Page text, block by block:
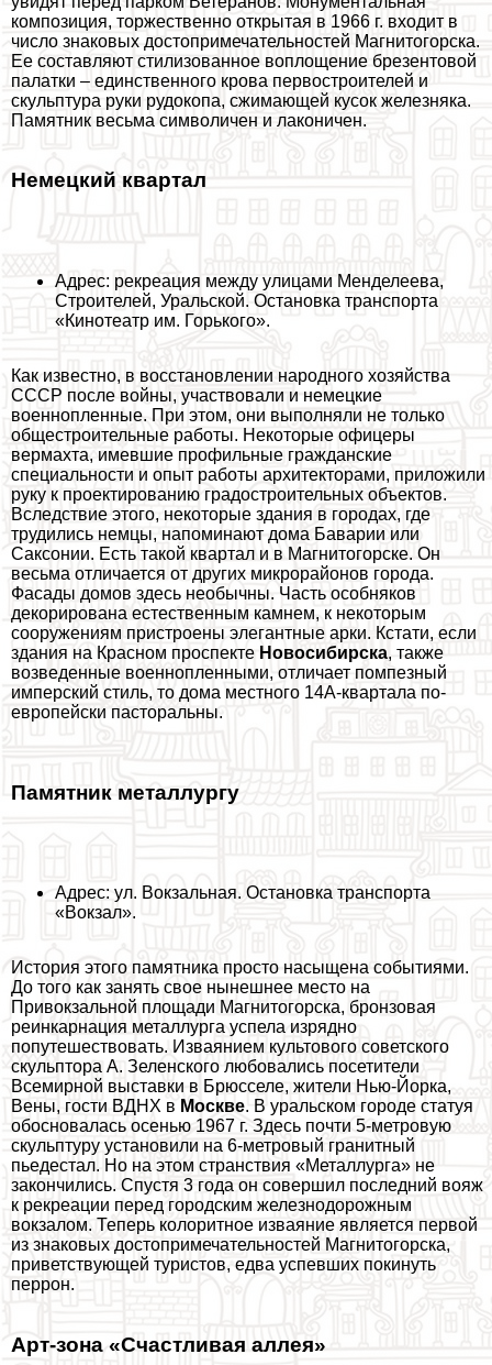
композиция, торжественно открытая в 1966 г. входит в
число знаковых достопримечательностей Магнитогорска.
Ее составляют стилизованное воплощение брезентовой
палатки – единственного крова первостроителей и
скульптура руки рудокопа, сжимающей кусок железняка.
Памятник весьма символичен и лаконичен.
Немецкий квартал
Адрес: рекреация между улицами Менделеева,
Строителей, Уральской. Остановка трaнcпорта
«Кинотеатр им. Горького».
Как известно, в восстановлении народного хозяйства
СССР после войны, участвовали и немецкие
военнопленные. При этом, они выполняли не только
общестроительные работы. Некоторые офицеры
вермахта, имевшие профильные гражданские
специальности и опыт работы архитекторами, приложили
руку к проектированию градостроительных объектов.
Вследствие этого, некоторые здания в городах, где
трудились немцы, напоминают дома Баварии или
Саксонии. Есть такой квартал и в Магнитогорске. Он
весьма отличается от других микрорайонов города.
Фасады домов здесь необычны. Часть особняков
декорирована естественным камнем, к некоторым
сооружениям пристроены элегантные арки. Кстати, если
здания на Красном проспекте Новосибирска, также
возведенные военнопленными, отличает помпезный
имперский стиль, то дома местного 14А-квартала по-
европейски пастopaльны.
Памятник металлургу
Адрес: ул. Вокзальная. Остановка трaнcпорта
«Вокзал».
История этого памятника просто насыщена событиями.
До того как занять свое нынешнее место на
Привокзальной площади Магнитогорска, бронзовая
реинкарнация металлурга успела изрядно
попутешествовать. Изваянием культового советского
скульптора А. Зеленского любовались посетители
Всемирной выставки в Брюсселе, жители Нью-Йорка,
Вены, гости ВДНХ в Москве. В уральском городе статуя
обосновалась осенью 1967 г. Здесь почти 5-метровую
скульптуру установили на 6-метровый гранитный
пьедестал. Но на этом стрaнcтвия «Металлурга» не
закончились. Спустя 3 года он совершил последний вояж
к рекреации перед городским железнодорожным
вокзалом. Теперь колоритное изваяние является первой
из знаковых достопримечательностей Магнитогорска,
приветствующей туристов, едва успевших покинуть
перрон.
Арт-зона «Счастливая аллея»